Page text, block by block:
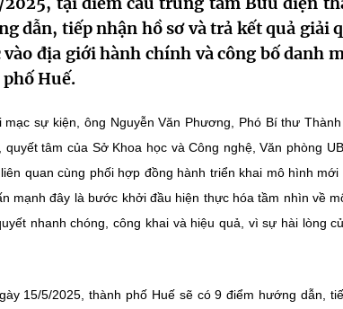
dẫn, tiếp nhận hồ sơ và trả kết quả
địa giới hành chính và công bố danh
Huế.
mạc sự kiện, ông Nguyễn Văn Phương, Phó Bí thư
tâm của Sở Khoa học và Công nghệ, Văn phòng
quan cùng phối hợp đồng hành triển khai mô hình
mạnh đây là bước khởi đầu hiện thực hóa tầm nhìn về
nhanh chóng, công khai và hiệu quả, vì sự hài lòng
15/5/2025, thành phố Huế sẽ có 9 điểm hướng dẫn,